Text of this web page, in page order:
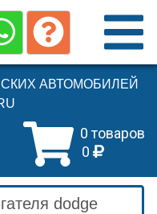
АВТОМОБИЛЕЙ
0 товаров
0